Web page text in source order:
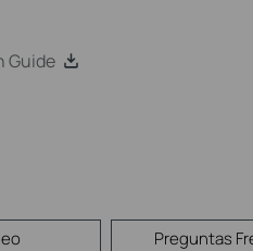
Guide
Preguntas